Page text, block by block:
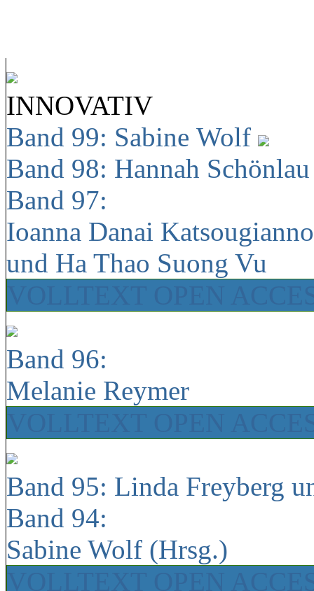
INNOVATIV
Band 99: Sabine Wolf
Band 98: Hannah
Band 97:
Ioanna Danai
und Ha Thao Suong Vu
Band 96:
Melanie Reymer
Band 95: Linda Freyberg
Band 94:
Sabine Wolf (Hrsg.)